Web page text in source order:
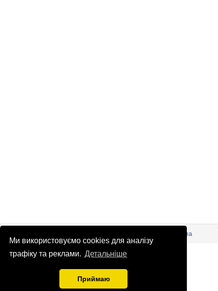
Ми використовуємо cookies для аналізу
трафіку та реклами. Детальніше
Приймаю
Реклама
info@patrioty.org.ua